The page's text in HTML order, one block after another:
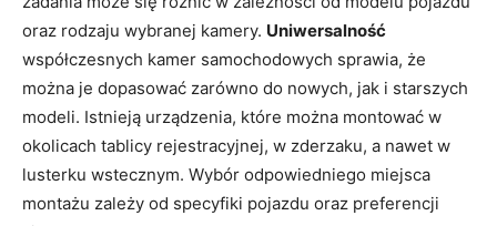
oraz rodzaju wybranej kamery. Uniwersalność
współczesnych kamer samochodowych sprawia, że
można je dopasować zarówno do nowych, jak i starszych
modeli. Istnieją urządzenia, które można montować w
okolicach tablicy rejestracyjnej, w zderzaku, a nawet w
lusterku wstecznym. Wybór odpowiedniego miejsca
montażu zależy od specyfiki pojazdu oraz preferencji